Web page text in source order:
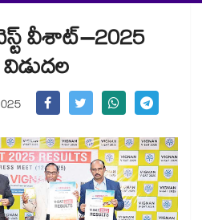
వీశాట్‌‌‌‌‌‌‌‌‌‌‌‌‌‌‌‌–2025